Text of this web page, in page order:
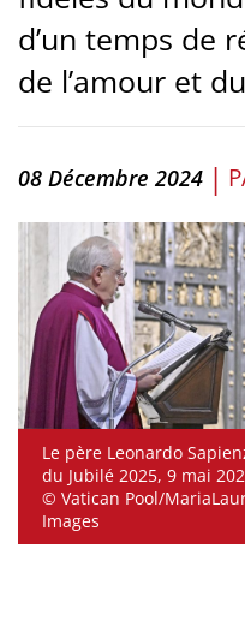
d’un temps de
de l’amour et
08 Décembre 2024 |
Le père Leonardo
du Jubilé 2025, 9 mai
© Vatican Pool/
Images